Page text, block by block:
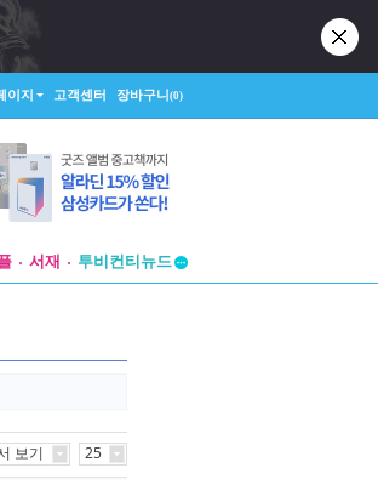
이지 고객센터 장바구니(0)
서재
투비컨티뉴드
창작플랫폼
보기 25